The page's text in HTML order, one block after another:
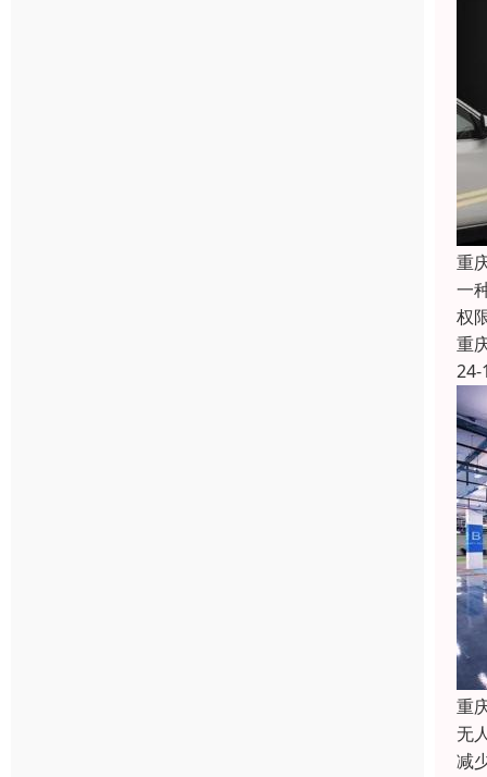
重
一
权
重
24-
重
无
减